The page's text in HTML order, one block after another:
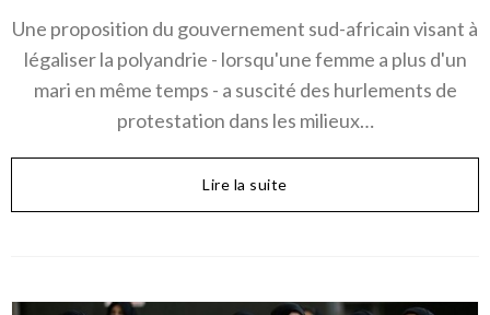
Une proposition du gouvernement sud-africain visant à
légaliser la polyandrie - lorsqu'une femme a plus d'un
mari en même temps - a suscité des hurlements de
protestation dans les milieux…
Lire la suite